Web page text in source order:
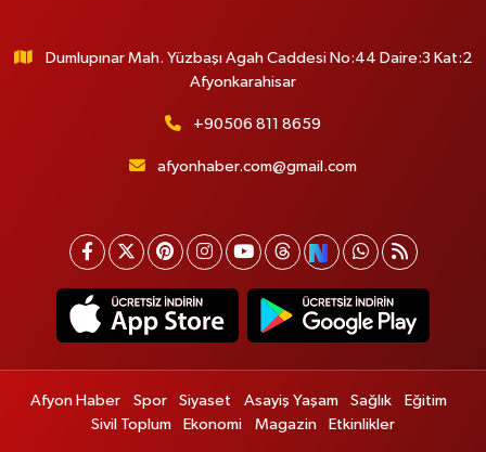
Dumlupınar Mah. Yüzbaşı Agah Caddesi No:44 Daire:3 Kat:2
Afyonkarahisar
+90506 811 8659
afyonhaber.com@gmail.com
Afyon Haber Spor Siyaset Asayiş Yaşam Sağlık
Eğitim
Sivil Toplum
Ekonomi Magazin Etkinlikler